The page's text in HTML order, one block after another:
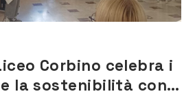
Corbino celebra i
la sostenibilità con il